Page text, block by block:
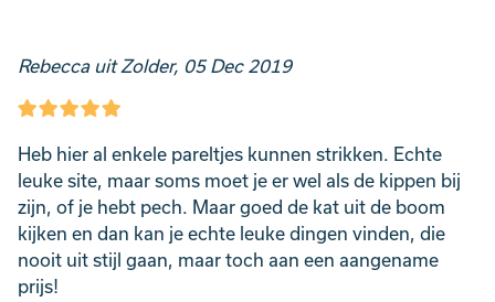
Rebecca uit Zolder, 05 Dec 2019
Heb hier al enkele pareltjes kunnen strikken. Echte
leuke site, maar soms moet je er wel als de kippen bij
zijn, of je hebt pech. Maar goed de kat uit de boom
kijken en dan kan je echte leuke dingen vinden, die
nooit uit stijl gaan, maar toch aan een aangename
prijs!